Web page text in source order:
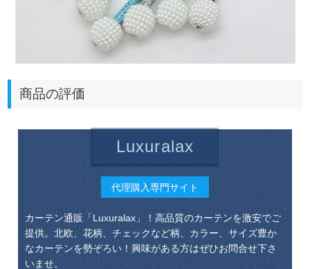
商品の評価
Luxuralax
代理購入専門サイト
カーテン通販「Luxuralax」！高品質のカーテンを激安でご
提供。北欧、花柄、チェックなど柄、カラー、サイズ豊か
なカーテンを勢ぞろい！興味がある方はぜひお問合せ下さ
いませ。